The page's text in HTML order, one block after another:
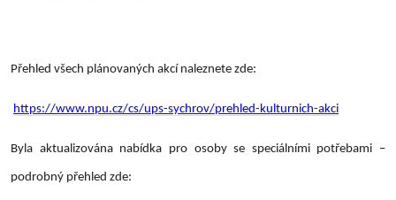
Přehled všech plánovaných akcí naleznete zde:
https://www.npu.cz/cs/ups-sychrov/prehled-kulturnich-akci
Byla aktualizována nabídka pro osoby se speciálními potřebami –
podrobný přehled zde: